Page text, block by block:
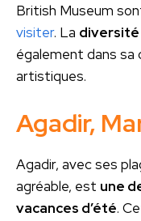
British Museum
visiter. La
également dans
artistiques.
Agadir,
Agadir, avec ses
agréable, est une
vacances d’été.